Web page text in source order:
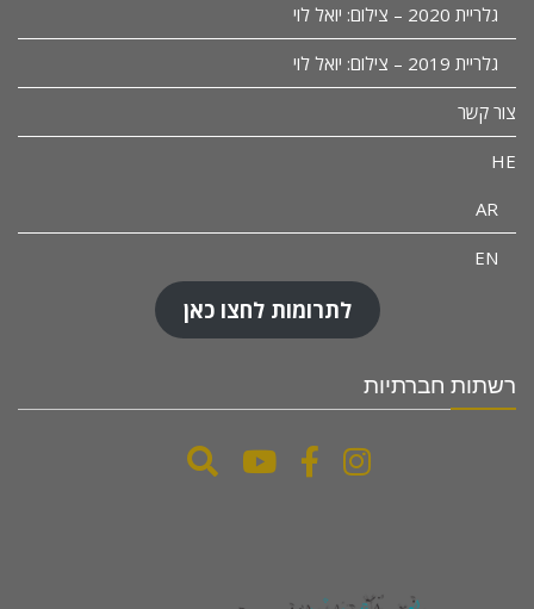
גלריית 2020 – צילום: יואל לוי
גלריית 2019 – צילום: יואל לוי
צור קשר
HE
AR
EN
לתרומות לחצו כאן
רשתות חברתיות